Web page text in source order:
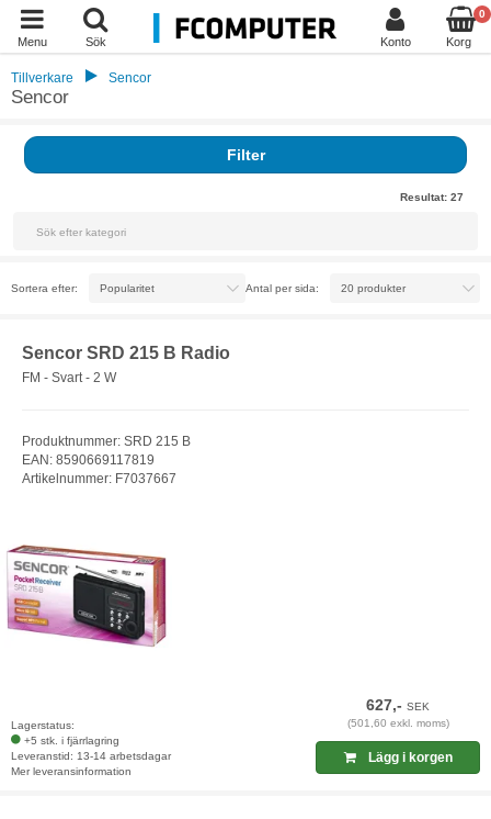
Menu Sök Konto
0
Korg
Tillverkare Sencor
Sencor
Filter
Resultat: 27
Sortera efter: Antal per sida:
Sencor SRD 215 B Radio
FM - Svart - 2 W
Produktnummer: SRD 215 B
EAN: 8590669117819
Artikelnummer: F7037667
Lagerstatus:
+5 stk. i fjärrlagring
Leveranstid: 13-14 arbetsdagar
Mer leveransinformation
627,-SEK
(501,60 exkl. moms)
Lägg i korgen